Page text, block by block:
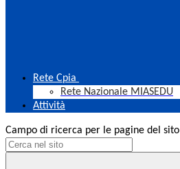
Rete Cpia
Rete Nazionale MIASEDU
Attività
Campo di ricerca per le pagine del sito